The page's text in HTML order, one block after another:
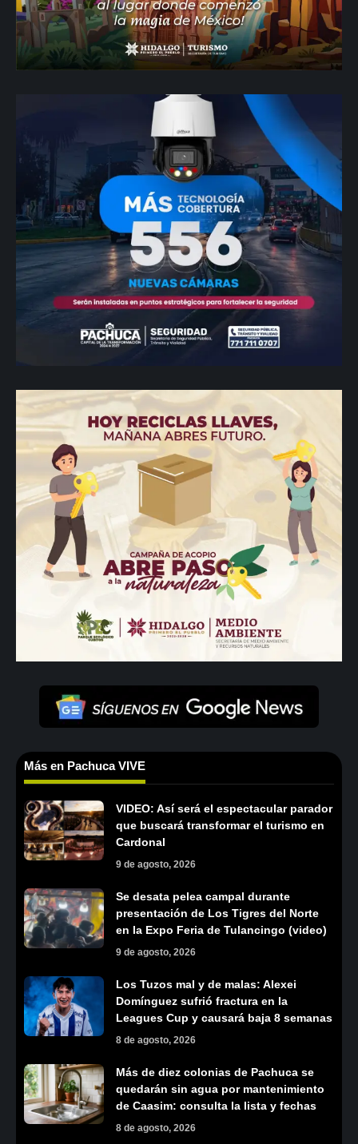
Más en Pachuca VIVE
VIDEO: Así será el espectacular parador
que buscará transformar el turismo en
Cardonal
9 de agosto, 2026
Se desata pelea campal durante
presentación de Los Tigres del Norte
en la Expo Feria de Tulancingo (video)
9 de agosto, 2026
Los Tuzos mal y de malas: Alexei
Domínguez sufrió fractura en la
Leagues Cup y causará baja 8 semanas
8 de agosto, 2026
Más de diez colonias de Pachuca se
quedarán sin agua por mantenimiento
de Caasim: consulta la lista y fechas
8 de agosto, 2026